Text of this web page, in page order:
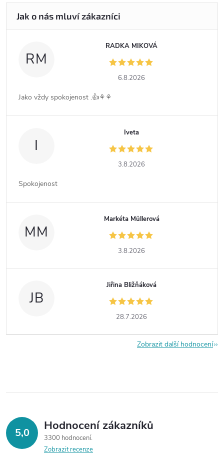
RM
RADKA MIKOVÁ
6.8.2026
Jako vždy spokojenost .👍⚘️⚘️
I
Iveta
3.8.2026
Spokojenost
MM
Markéta Müllerová
3.8.2026
JB
Jiřina Bližňáková
28.7.2026
Zobrazit další hodnocení
5,0 Hodnocení zákazníků
3300 hodnocení
Zobrazit recenze